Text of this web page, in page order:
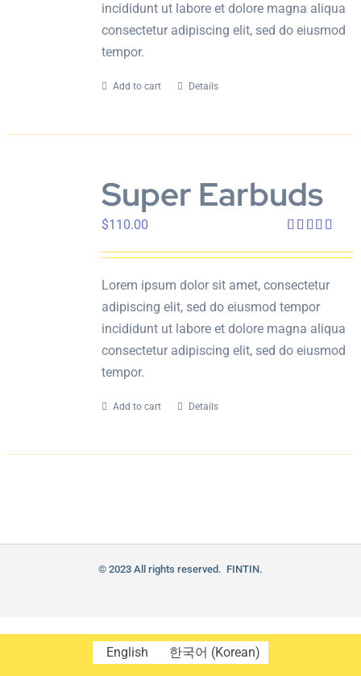
incididunt ut labore et dolore magna aliqua
consectetur adipiscing elit, sed do eiusmod
tempor.
Add to cart Details
Super Earbuds
4.00out
$110.00
Lorem ipsum dolor sit amet, consectetur
adipiscing elit, sed do eiusmod tempor
incididunt ut labore et dolore magna aliqua
consectetur adipiscing elit, sed do eiusmod
tempor.
Add to cart Details
© 2023 All rights reserved. FINTIN.
English 한국어 (Korean)